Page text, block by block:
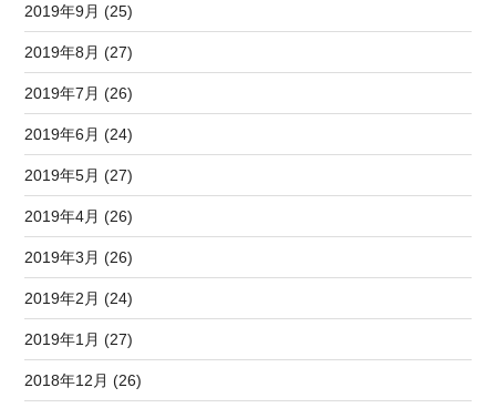
2019年9月 (25)
2019年8月 (27)
2019年7月 (26)
2019年6月 (24)
2019年5月 (27)
2019年4月 (26)
2019年3月 (26)
2019年2月 (24)
2019年1月 (27)
2018年12月 (26)